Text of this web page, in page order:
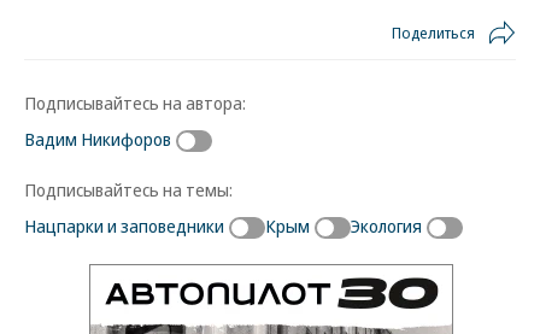
Поделиться
Подписывайтесь на автора:
Вадим Никифоров
Подписывайтесь на темы:
Нацпарки и заповедники
Крым Экология